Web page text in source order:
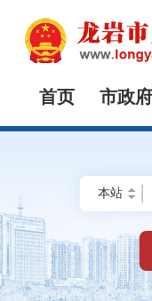
首页 市政府